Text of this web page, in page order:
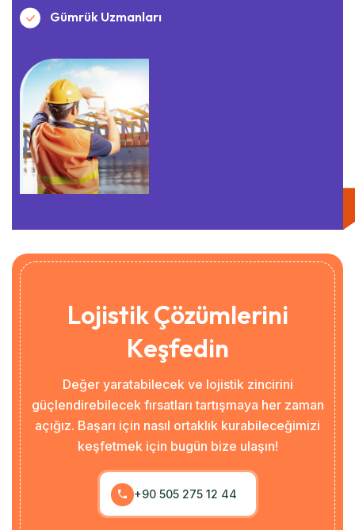
Gümrük Uzmanları
Lojistik Çözümlerini
Keşfedin
Değer yaratabilecek ve lojistik zincirini
güçlendirebilecek fırsatları tartışmaya her zaman
açığız. Başarı için nasıl ortaklık kurabileceğimizi
keşfetmek için bugün bize ulaşın!
+90 505 275 12 44